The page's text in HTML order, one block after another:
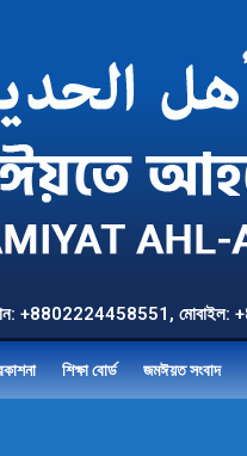
|| ফোন: +8802224458551,
শিক্ষা বোর্ড জমঈয়ত সংবাদ